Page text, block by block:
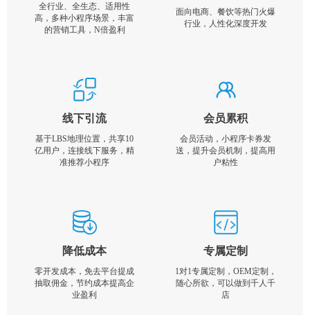
全行业、全生态、适用性
高，多种小程序场景，丰富
的营销工具，N倍盈利
面向电商、餐饮等热门火爆
行业，人性化深度开发
线下引流
基于LBS地理位置，共享10
亿用户，连接线下服务，精
准推荐小程序
会员累积
会员活动，小程序卡券发
送，提升会员机制，提高用
户粘性
降低成本
零开发成本，免去平台提成
抽取佣金，节约成本提高企
业盈利
专属定制
1对1专属定制，OEM定制，
随心所欲，可以做到千人千
店